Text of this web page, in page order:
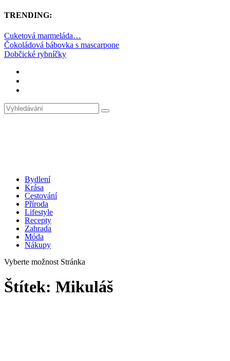
TRENDING:
Cuketová marmeláda…
Čokoládová bábovka s mascarpone
Dobčické rybníčky
Bydlení
Krása
Cestování
Příroda
Lifestyle
Recepty
Zahrada
Móda
Nákupy
Vyberte možnost Stránka
Štítek: Mikuláš